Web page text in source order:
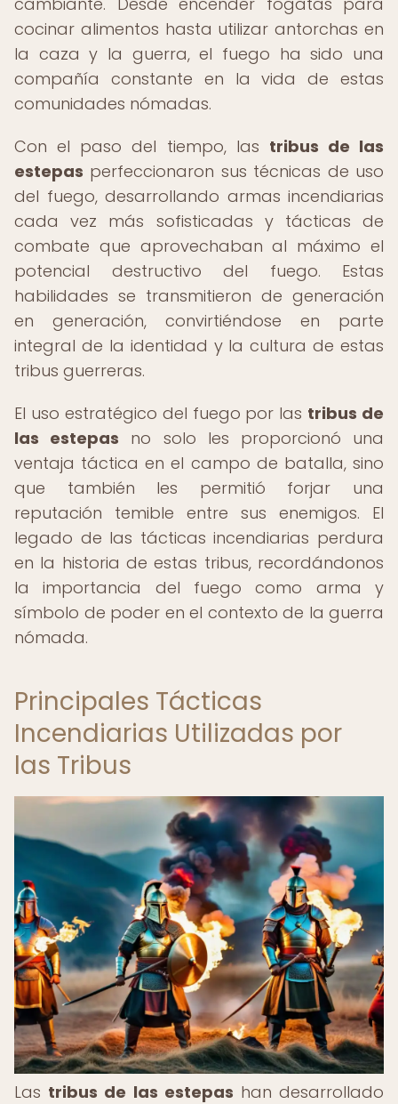
cocinar alimentos hasta utilizar antorchas en
la caza y la guerra, el fuego ha sido una
compañía constante en la vida de estas
comunidades nómadas.
Con el paso del tiempo, las tribus de las
estepas perfeccionaron sus técnicas de uso
del fuego, desarrollando armas incendiarias
cada vez más sofisticadas y tácticas de
combate que aprovechaban al máximo el
potencial destructivo del fuego. Estas
habilidades se transmitieron de generación
en generación, convirtiéndose en parte
integral de la identidad y la cultura de estas
tribus guerreras.
El uso estratégico del fuego por las tribus de
las estepas no solo les proporcionó una
ventaja táctica en el campo de batalla, sino
que también les permitió forjar una
reputación temible entre sus enemigos. El
legado de las tácticas incendiarias perdura
en la historia de estas tribus, recordándonos
la importancia del fuego como arma y
símbolo de poder en el contexto de la guerra
nómada.
Principales Tácticas
Incendiarias Utilizadas por
las Tribus
Las tribus de las estepas han desarrollado